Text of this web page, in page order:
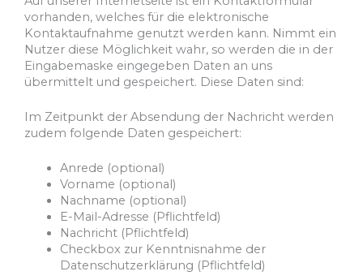
vorhanden, welches für die elektronische
Kontaktaufnahme genutzt werden kann. Nimmt ein
Nutzer diese Möglichkeit wahr, so werden die in der
Eingabemaske eingegeben Daten an uns
übermittelt und gespeichert. Diese Daten sind:
Im Zeitpunkt der Absendung der Nachricht werden
zudem folgende Daten gespeichert:
Anrede (optional)
Vorname (optional)
Nachname (optional)
E-Mail-Adresse (Pflichtfeld)
Nachricht (Pflichtfeld)
Checkbox zur Kenntnisnahme der
Datenschutzerklärung (Pflichtfeld)